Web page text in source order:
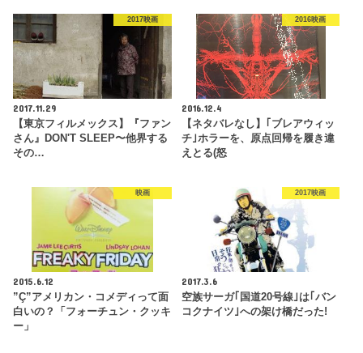
2017映画
2017.11.29
【東京フィルメックス】『ファン
さん』DON'T SLEEP〜他界する
その…
2016映画
2016.12.4
【ネタバレなし】｢ブレアウィッ
チ｣ホラーを、原点回帰を履き違
えとる(怒
映画
2015.6.12
”Ç”アメリカン・コメディって面
白いの？「フォーチュン・クッキ
ー」
2017映画
2017.3.6
空族サーガ｢国道20号線｣は｢バン
コクナイツ｣への架け橋だった!